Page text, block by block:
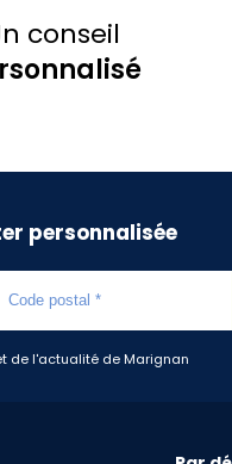
conseil
personnalisée
de l'actualité de Marignan